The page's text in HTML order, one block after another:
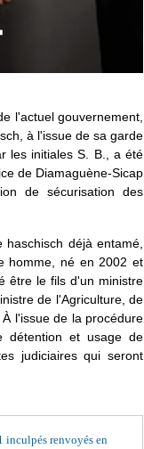
l'actuel gouvernement,
à l'issue de sa garde
les initiales S. B., a été
de Diamaguène-Sicap
de sécurisation des
déjà entamé,
homme, né en 2002 et
être le fils d'un ministre
de l'Agriculture, de
l'issue de la procédure
et usage de
judiciaires qui seront
inculpés renvoyés en